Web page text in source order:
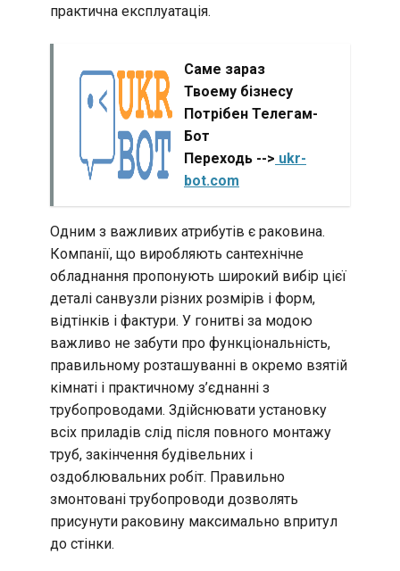
практична експлуатація.
Саме зараз
Твоему бізнесу
Потрібен Телегам-
Бот
Переходь --> ukr-
bot.com
Одним з важливих атрибутів є раковина.
Компанії, що виробляють сантехнічне
обладнання пропонують широкий вибір цієї
деталі санвузли різних розмірів і форм,
відтінків і фактури. У гонитві за модою
важливо не забути про функціональність,
правильному розташуванні в окремо взятій
кімнаті і практичному з’єднанні з
трубопроводами. Здійснювати установку
всіх приладів слід після повного монтажу
труб, закінчення будівельних і
оздоблювальних робіт. Правильно
змонтовані трубопроводи дозволять
присунути раковину максимально впритул
до стінки.